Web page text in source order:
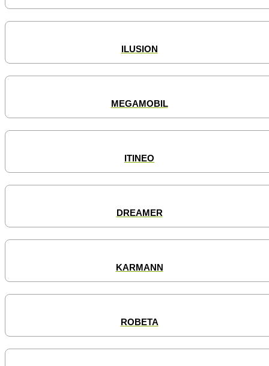
ILUSION
MEGAMOBIL
ITINEO
DREAMER
KARMANN
ROBETA